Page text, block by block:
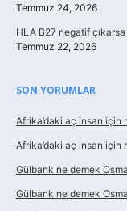
Temmuz 24, 2026
HLA B27 negatif
Temmuz 22, 2026
SON YORUMLAR
Afrika’daki aç insan için
Afrika’daki aç insan için
Gülbank ne demek
Gülbank ne demek